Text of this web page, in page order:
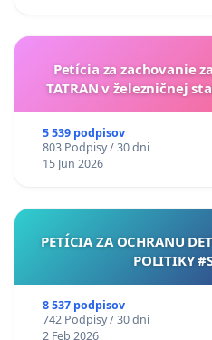
Petícia za zachovanie
TATRAN v železničnej
5 539 podpisov
803 Podpisy / 30 dni
15 Jun 2026
PETÍCIA ZA OCHRANU
POLITIKY
8 537 podpisov
742 Podpisy / 30 dni
2 Feb 2026